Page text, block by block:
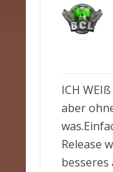
ICH
aber
Release
besseres